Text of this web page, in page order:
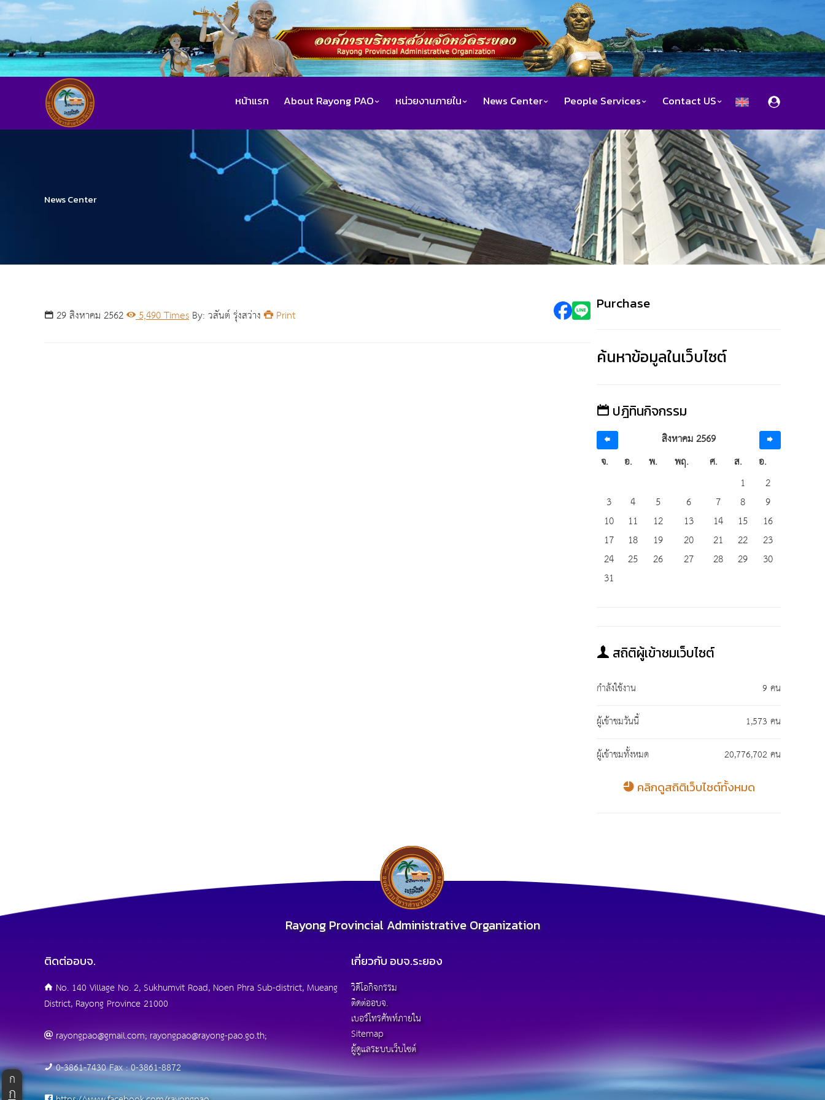
หน้าแรก About Rayong PAO หน่วยงานภายใน News Center People Services Contact US
News Center
29 สิงหาคม 2562 5,490 Times By: วสันต์ รุ่งสว่าง Print
Purchase
ค้นหาข้อมูลในเว็บไซต์
ปฎิทินกิจกรรม
สิงหาคม 2569
จ.
อ. พ. พฤ. ศ. ส.
อ.
1
2
3
4 5 6 7 8
9
10
11 12 13 14 15
16
17
18 19 20 21 22
23
24
25 26 27 28 29
30
31
สถิติผู้เข้าชมเว็บไซต์
กำลังใช้งาน
9 คน
ผู้เข้าชมวันนี้
1,573 คน
ผู้เข้าชมทั้งหมด
20,776,702 คน
คลิกดูสถิติเว็บไซต์ทั้งหมด
Rayong Provincial Administrative Organization
ติดต่ออบจ.
No. 140 Village No. 2, Sukhumvit Road, Noen Phra Sub-district, Mueang
District, Rayong Province 21000
rayongpao@gmail.com; rayongpao@rayong-pao.go.th;
0-3861-7430 Fax : 0-3861-8872
เกี่ยวกับ อบจ.ระยอง
วิดีโอกิจกรรม
ติดต่ออบจ.
เบอร์โทรศัพท์ภายใน
Sitemap
ผู้ดูแลระบบเว็บไซต์
ก
ก